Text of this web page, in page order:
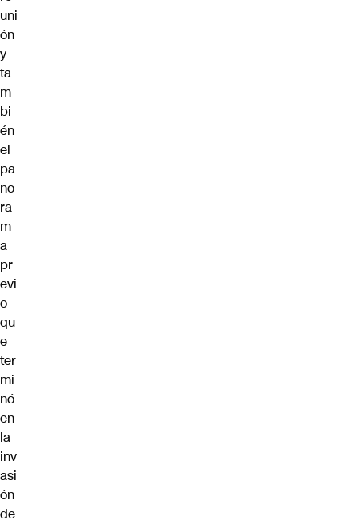
uni
ón
y
ta
m
bi
én
el
pa
no
ra
m
a
pr
evi
o
qu
e
ter
mi
nó
en
la
inv
asi
ón
de